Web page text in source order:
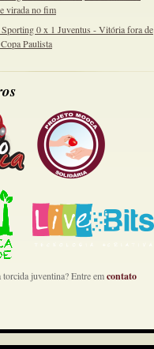
virada no fim
Sporting 0 x 1 Juventus - Vitória fora de
Paulista
torcida juventina? Entre emcontato